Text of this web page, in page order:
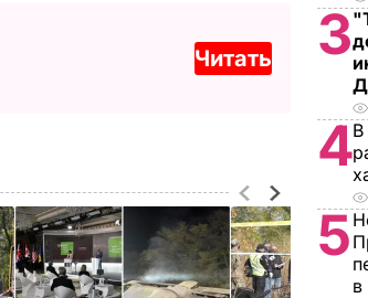
Читать 3
4В
5
в